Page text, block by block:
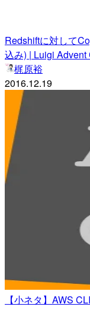
Redshiftに対して
込み) | Luigi
梶原裕
2016.12.19
【小ネタ】AWS